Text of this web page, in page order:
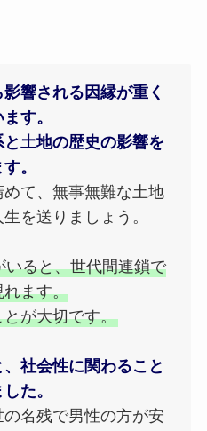
響される因縁が重く
す。
土地の歴史の影響を
。
て、無事無難な土地
を送りましょう。
いると、世代間連鎖で
れます。
が大切です。
社会性に関わること
た。
名残で男性の方が安